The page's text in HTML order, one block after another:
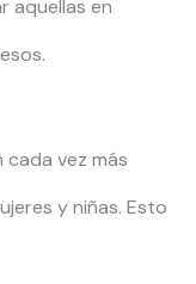
aquellas en
cada vez más
y niñas. Esto